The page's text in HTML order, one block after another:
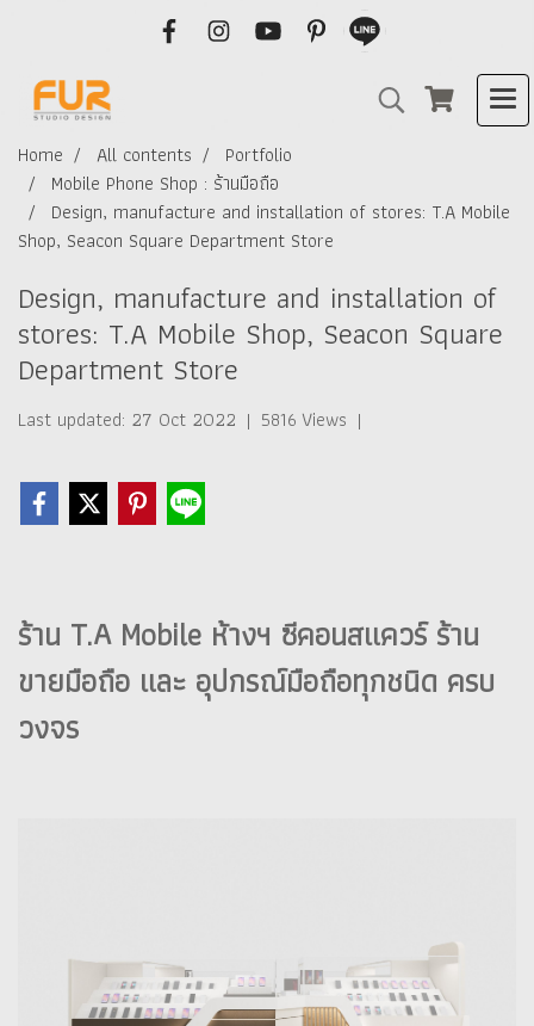
Home All contents
Portfolio
Mobile Phone Shop : ร้านมือถือ
Design, manufacture and installation of stores: T.A Mobile
Shop, Seacon Square Department Store
Design, manufacture and installation of
stores: T.A Mobile Shop, Seacon Square
Department Store
Last updated: 27 Oct 2022 | 5816 Views |
ร้าน T.A Mobile ห้างฯ ซีคอนสแควร์ ร้าน
ขายมือถือ และ อุปกรณ์มือถือทุกชนิด ครบ
วงจร